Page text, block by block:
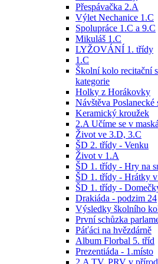
Přespávačka 2.A
Výlet Nechanice 1.C
Spolupráce 1.C a 9.C
Mikuláš 1.C
LYŽOVÁNÍ 1. třídy
1.C
Školní kolo recitační
kategorie
Holky z Horákovky
Návštěva
Keramický kroužek
2.A Učíme se v
Život ve 3.D, 3.C
ŠD 2. třídy - Venku
Život v 1.A
ŠD 1. třídy - Hry na
ŠD 1. třídy - Hrátky
ŠD 1. třídy -
Drakiáda - podzim 24
Výsledky školního
První schůzka
Páťáci na hvězdárně
Album Florbal 5. tříd
Prezentiáda - 1.místo
2.A TV, PRV v